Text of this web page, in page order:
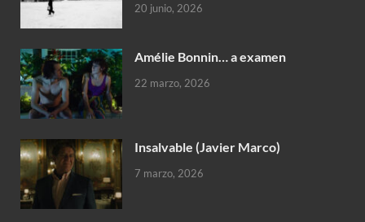
20 junio, 2026
Amélie Bonnin… a examen
22 marzo, 2026
Insalvable (Javier Marco)
7 marzo, 2026